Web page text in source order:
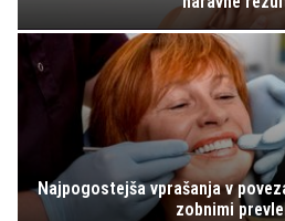
Najpogostejša vprašanja v
zobnimi